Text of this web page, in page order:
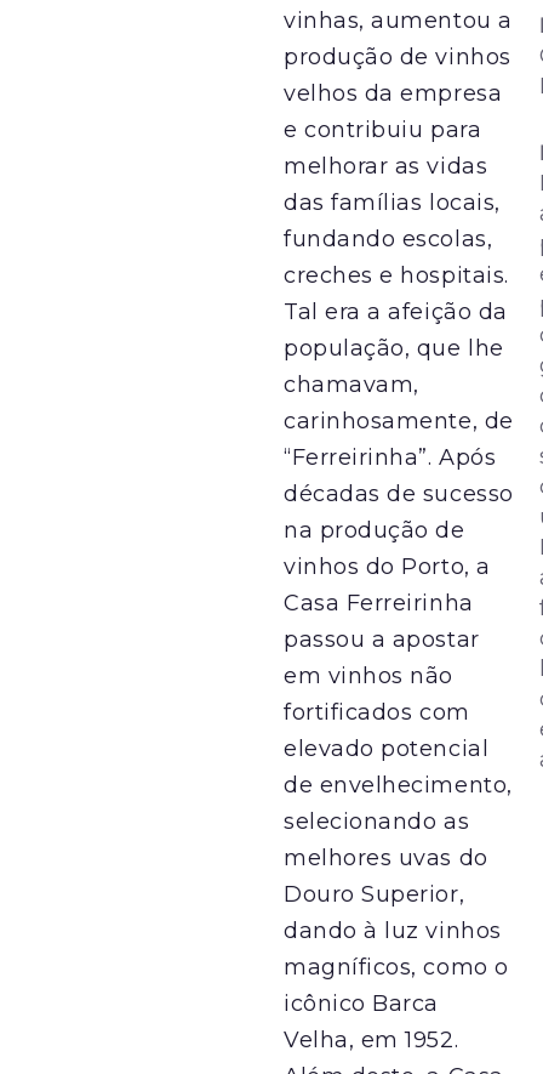
vinhas, aumentou a
produção de vinhos
velhos da empresa
e contribuiu para
melhorar as vidas
das famílias locais,
fundando escolas,
creches e hospitais.
Tal era a afeição da
população, que lhe
chamavam,
carinhosamente, de
“Ferreirinha”. Após
décadas de sucesso
na produção de
vinhos do Porto, a
Casa Ferreirinha
passou a apostar
em vinhos não
fortificados com
elevado potencial
de envelhecimento,
selecionando as
melhores uvas do
Douro Superior,
dando à luz vinhos
magníficos, como o
icônico Barca
Velha, em 1952.